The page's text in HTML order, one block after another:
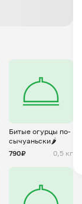
Битые огурцы по-
сычуаньски🌶️
790₽
0,5 кг